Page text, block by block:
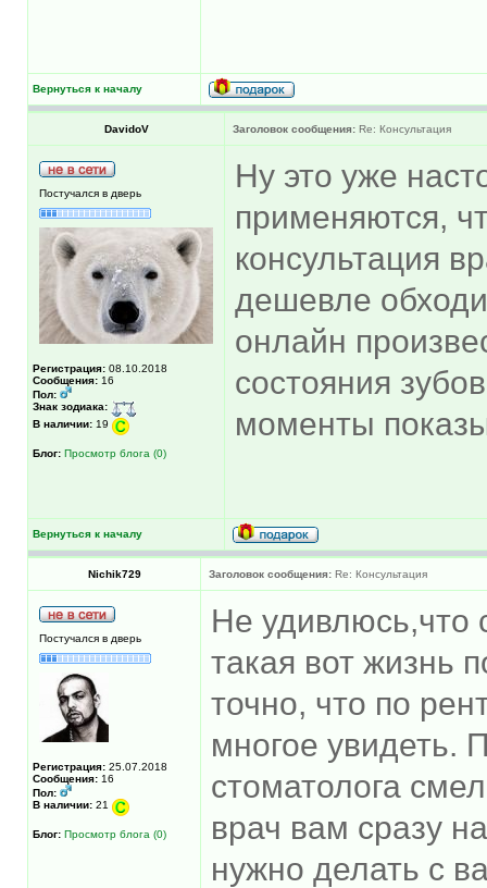
Вернуться к началу
DavidoV Заголовок сообщения: Re: Консультация
Постучался в дверь
Регистрация: 08.10.2018
Сообщения: 16
Пол:
Знак зодиака:
В наличии: 19
Блог: Просмотр блога (0)
Ну это уже
применяются,
консультация
дешевле
онлайн
состояния
моменты
Вернуться к началу
Nichik729 Заголовок сообщения: Re: Консультация
Постучался в дверь
Регистрация: 25.07.2018
Сообщения: 16
Пол:
В наличии: 21
Блог: Просмотр блога (0)
Не удивлюсь,что
такая вот жизнь
точно, что по
многое увидеть.
стоматолога
врач вам сразу
нужно делать с